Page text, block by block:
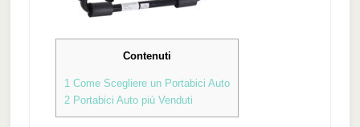
Contenuti
1Come Scegliere un Portabici Auto
2Portabici Auto più Venduti